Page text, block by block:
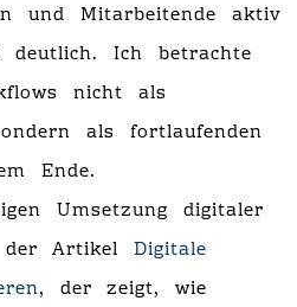
und Mitarbeitende aktiv
deutlich. Ich betrachte
nicht als
als fortlaufenden
Ende.
Umsetzung digitaler
der Artikel Digitale
, der zeigt, wie